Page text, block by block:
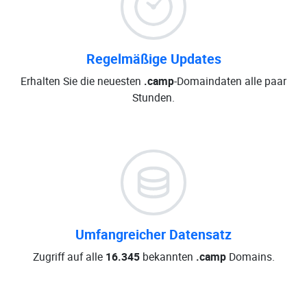
Regelmäßige Updates
Erhalten Sie die neuesten .camp-Domaindaten alle paar
Stunden.
Umfangreicher Datensatz
Zugriff auf alle 16.345bekannten .campDomains.